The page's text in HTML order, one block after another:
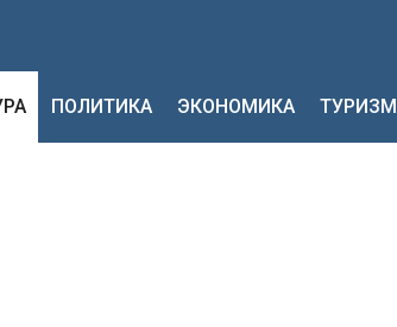
ПОЛИТИКА ЭКОНОМИКА ТУРИЗМ